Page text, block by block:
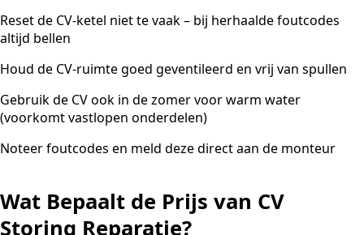
Reset de CV-ketel niet te vaak – bij herhaalde foutcodes
altijd bellen
Houd de CV-ruimte goed geventileerd en vrij van spullen
Gebruik de CV ook in de zomer voor warm water
(voorkomt vastlopen onderdelen)
Noteer foutcodes en meld deze direct aan de monteur
Wat Bepaalt de Prijs van CV
Storing Reparatie?